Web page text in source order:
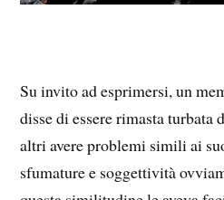
Su invito ad esprimersi, un
disse di essere rimasta
altri avere problemi simili ai
sfumature e soggettività